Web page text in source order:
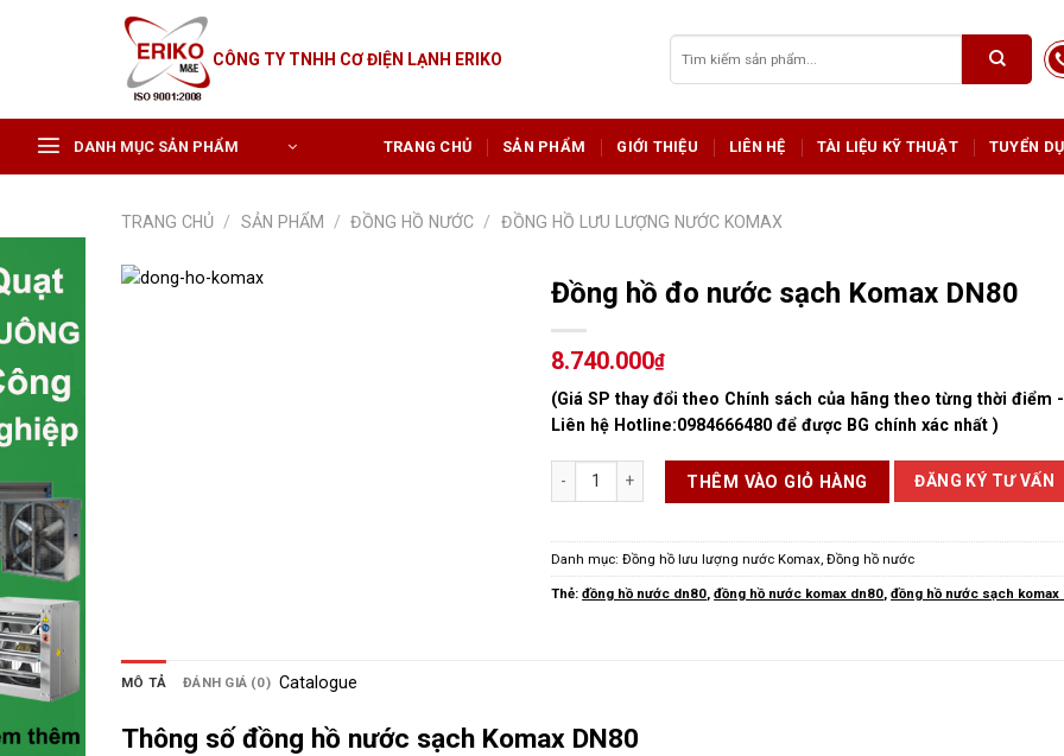
CÔNG TY TNHH CƠ ĐIỆN LẠNH ERIKO
kiếm:
DANH MỤC SẢN PHẨM TRANG CHỦ SẢN PHẨM GIỚI THIỆU LIÊN HỆ TÀI LIỆU KỸ THUẬT TUYỂN
TRANG CHỦ / SẢN PHẨM / ĐỒNG HỒ NƯỚC / ĐỒNG HỒ LƯU LƯỢNG NƯỚC KOMAX
Đồng hồ đo nước sạch Komax DN80
8.740.000₫
(Giá SP thay đổi theo Chính sách của hãng theo từng thời điểm
Liên hệ Hotline:0984666480 để được BG chính xác nhất )
Đồng hồ đo nước sạch Komax DN80 số lượng
THÊM VÀO GIỎ HÀNG ĐĂNG KÝ TƯ VẤN
Danh mục:Đồng hồ lưu lượng nước Komax,Đồng hồ nước
Thẻ:đồng hồ nước dn80,đồng hồ nước komax dn80,đồng hồ nước sạch komax
MÔ TẢ ĐÁNH GIÁ (0) Catalogue
Thông số đồng hồ nước sạch Komax DN80